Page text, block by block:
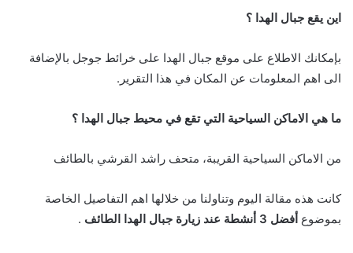
اين يقع جبال الهدا ؟
بإمكانك الاطلاع على موقع جبال الهدا على خرائط جوجل بالإضافة
الى اهم المعلومات عن المكان في هذا التقرير.
ما هي الاماكن السياحية التي تقع في محيط جبال الهدا ؟
من الاماكن السياحية القريبة، متحف راشد القرشي بالطائف
كانت هذه مقالة اليوم وتناولنا من خلالها اهم التفاصيل الخاصة
بموضوع أفضل 3 أنشطة عند زيارة جبال الهدا الطائف .